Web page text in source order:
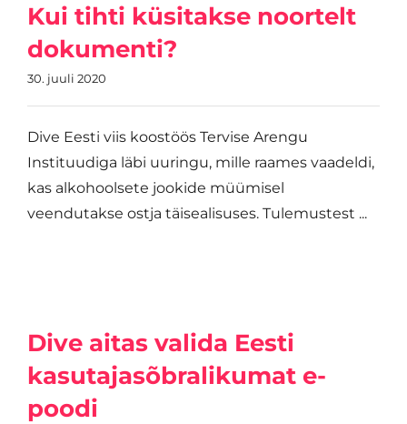
Kui tihti küsitakse noortelt
dokumenti?
30. juuli 2020
Dive Eesti viis koostöös Tervise Arengu
Instituudiga läbi uuringu, mille raames vaadeldi,
kas alkohoolsete jookide müümisel
veendutakse ostja täisealisuses. Tulemustest ...
Dive aitas valida Eesti
kasutajasõbralikumat e-
poodi